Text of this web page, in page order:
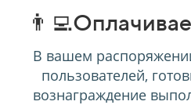
В вашем
пользователей,
вознаграждение